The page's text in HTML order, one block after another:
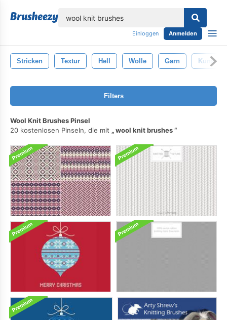
Einloggen Anmelden
Stricken Textur Hell Wolle Garn Kunst
Filters
Wool Knit Brushes Pinsel
20 kostenlosen Pinseln, die mit
wool knit brushes